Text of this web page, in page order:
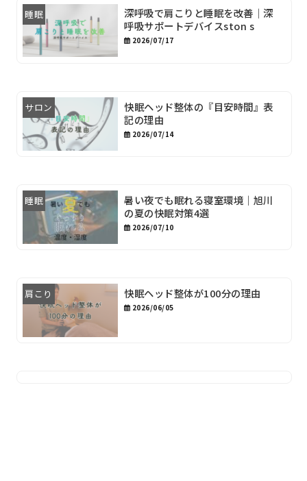
睡眠
深呼吸で肩こりと睡眠を改善｜深
呼吸サポートデバイスston s
2026/07/17
サロン
快眠ヘッド整体の『目安時間』表
記の理由
2026/07/14
睡眠
暑い夜でも眠れる寝室環境｜旭川
の夏の快眠対策4選
2026/07/10
肩こり 快眠ヘッド整体が100分の理由
2026/06/05